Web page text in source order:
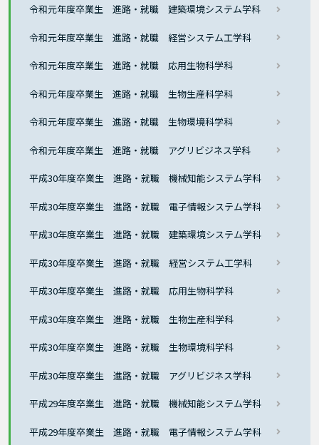
令和元年度卒業生 進路・就職 建築環境システム学科
令和元年度卒業生 進路・就職 経営システム工学科
令和元年度卒業生 進路・就職 応用生物科学科
令和元年度卒業生 進路・就職 生物生産科学科
令和元年度卒業生 進路・就職 生物環境科学科
令和元年度卒業生 進路・就職 アグリビジネス学科
平成30年度卒業生 進路・就職 機械知能システム学科
平成30年度卒業生 進路・就職 電子情報システム学科
平成30年度卒業生 進路・就職 建築環境システム学科
平成30年度卒業生 進路・就職 経営システム工学科
平成30年度卒業生 進路・就職 応用生物科学科
平成30年度卒業生 進路・就職 生物生産科学科
平成30年度卒業生 進路・就職 生物環境科学科
平成30年度卒業生 進路・就職 アグリビジネス学科
平成29年度卒業生 進路・就職 機械知能システム学科
平成29年度卒業生 進路・就職 電子情報システム学科